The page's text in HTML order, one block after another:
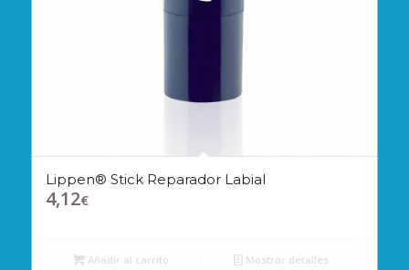
Lippen® Stick Reparador Labial
4,12€
Añadir al carrito Mostrar detalles